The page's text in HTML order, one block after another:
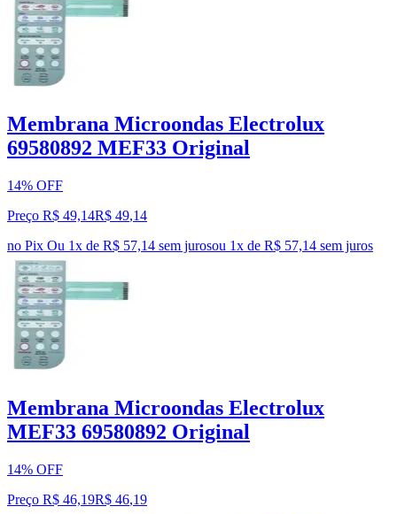
Membrana Microondas Electrolux
69580892 MEF33 Original
14% OFF
Preço R$ 49,14R$ 49,14
no Pix Ou 1x de R$ 57,14 sem jurosou 1x de R$ 57,14 sem juros
Membrana Microondas Electrolux
MEF33 69580892 Original
14% OFF
Preço R$ 46,19R$ 46,19